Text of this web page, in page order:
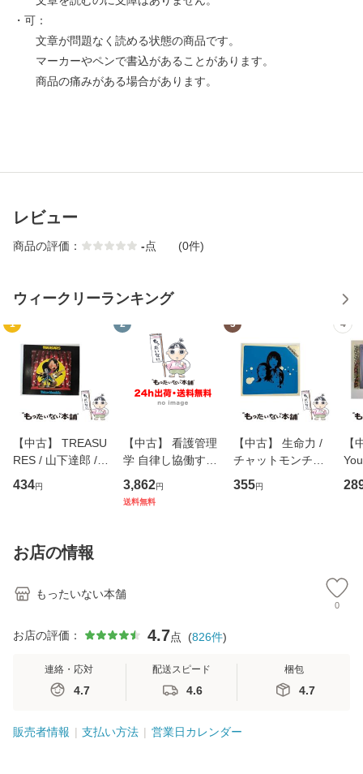
・可：
文章が問題なく読める状態の商品です。
マーカーやペンで書込があることがあります。
商品の痛みがある場合があります。
レビュー
商品の評価： -点 (0件)
ウィークリーランキング
1
【中古】 TREASU
RES / 山下達郎 /
イーストウエス
ト・ジャパン [CD]
434円
2
【中古】 看護管理
学 自律し協働する
専門職の看護マネ
ジメントスキル 改
3,862円
送料無料
3
【中古】 生命力 /
チャットモンチー /
キューンレコード
[CD]【メール便送
355円
4
【
のが
お店の情報
もったいない本舗
0
お店の評価： 4.7点 (826件)
連絡・応対
4.7
配送スピード
4.6
梱包
4.7
販売者情報 支払い方法 営業日カレンダー